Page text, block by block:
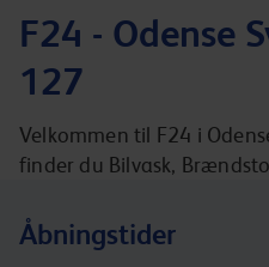
F24 - Odense
127
Velkommen til F24 i
finder du Bilvask,
Åbningstider